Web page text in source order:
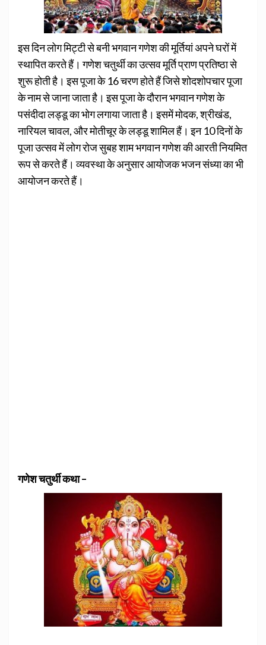
इस दिन लोग मिट्टी से बनी भगवान गणेश की मूर्तियां अपने घरों में
स्थापित करते हैं। गणेश चतुर्थी का उत्सव मूर्ति प्राण प्रतिष्ठा से
शुरू होती है। इस पूजा के 16 चरण होते हैं जिसे शोदशोपचार पूजा
के नाम से जाना जाता है। इस पूजा के दौरान भगवान गणेश के
पसंदीदा लड्डू का भोग लगाया जाता है। इसमें मोदक, श्रीखंड,
नारियल चावल, और मोतीचूर के लड्डू शामिल हैं। इन 10 दिनों के
पूजा उत्सव में लोग रोज सुबह शाम भगवान गणेश की आरती नियमित
रूप से करते हैं। व्यवस्था के अनुसार आयोजक भजन संध्या का भी
आयोजन करते हैं।
गणेश चतुर्थी कथा –